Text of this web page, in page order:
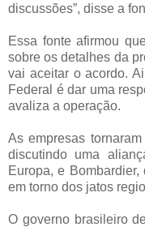
discussões”, disse a
Essa fonte afirmou
sobre os detalhes da
vai aceitar o acordo.
Federal é dar uma
avaliza a operação.
As empresas
discutindo uma
Europa, e
em torno dos jatos
O governo brasileiro